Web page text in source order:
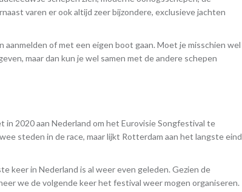
varen er ook altijd zeer bijzondere, exclusieve jachten
aanmelden of met een eigen boot gaan. Moet je misschien wel
maar dan kun je wel samen met de andere schepen
in 2020 aan Nederland om het Eurovisie Songfestival te
steden in de race, maar lijkt Rotterdam aan het langste eind
keer in Nederland is al weer even geleden. Gezien de
we de volgende keer het festival weer mogen organiseren.